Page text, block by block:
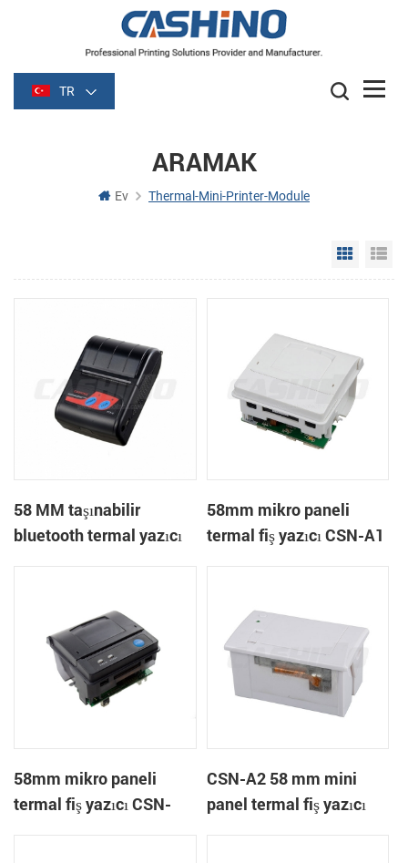
TR
ARAMAK
Ev Thermal-Mini-Printer-Module
Grid
58 MM taşınabilir
bluetooth termal yazıcı
58mm mikro paneli
termal fiş yazıcı CSN-A1
58mm mikro paneli
termal fiş yazıcı CSN-
CSN-A2 58 mm mini
panel termal fiş yazıcı